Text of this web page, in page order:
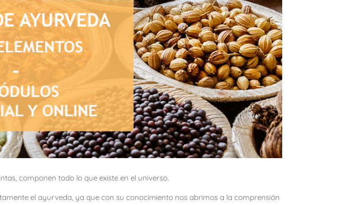
componen todo lo que existe en el universo.
el ayurveda, ya que con su conocimiento nos abrimos a la comprensión